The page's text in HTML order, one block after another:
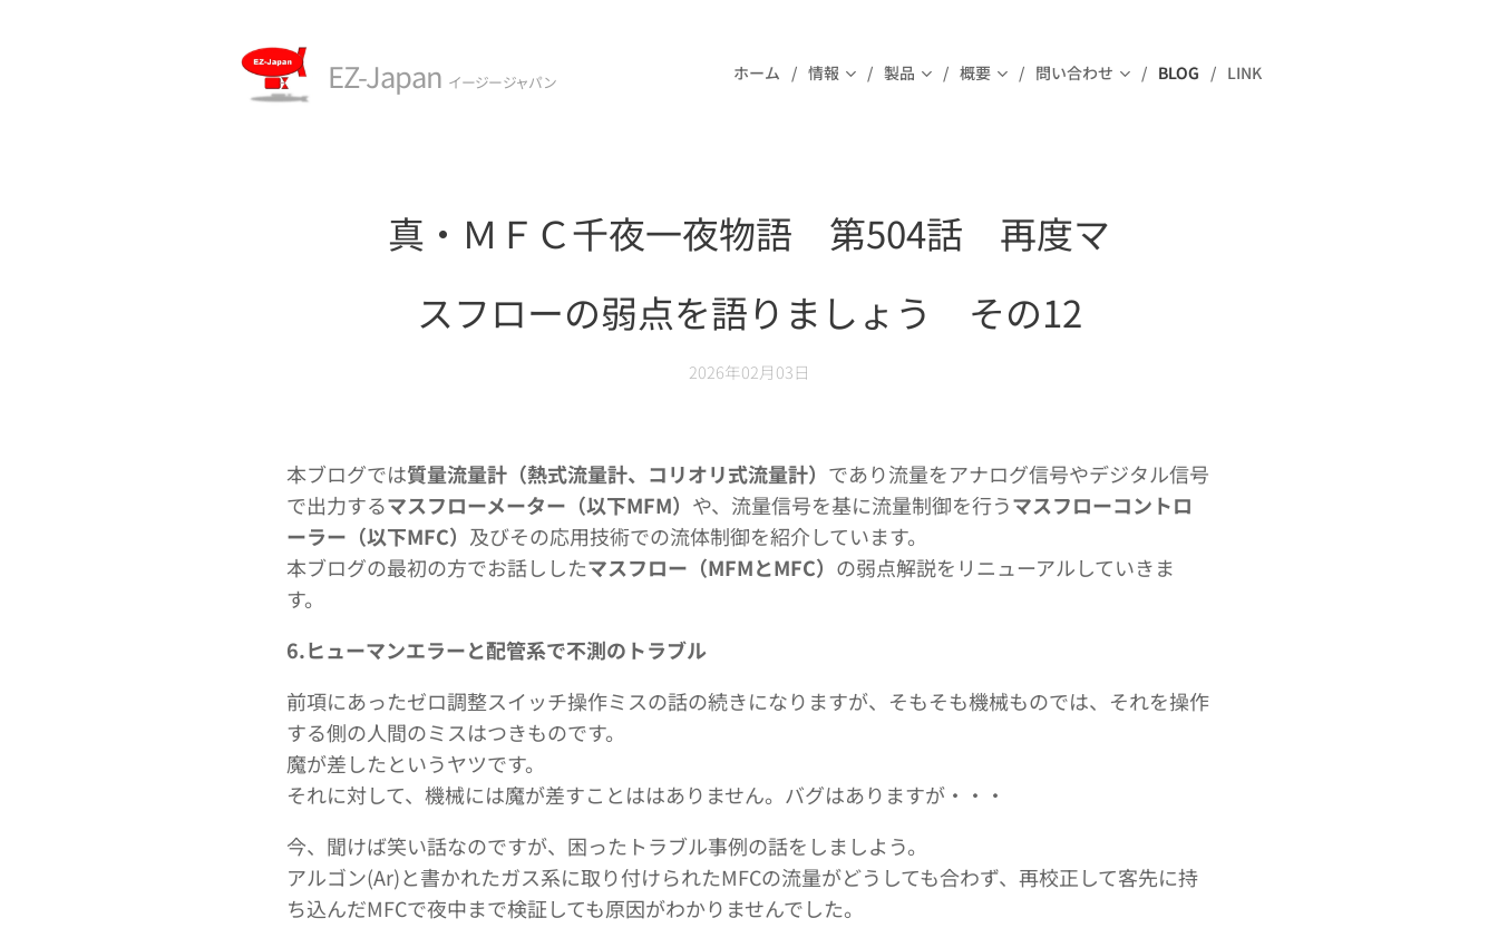
EZ-Japan イージージャパン ホーム 情報 製品 概要 問い合わせ BLOG LINK
真・ＭＦＣ千夜一夜物語 第504話 再度マ
スフローの弱点を語りましょう その12
2026年02月03日
本ブログでは質量流量計（熱式流量計、コリオリ式流量計） であり流量をアナログ信号やデジタル信号
で出力するマスフローメーター（以下MFM） や、流量信号を基に流量制御を行うマスフローコントロ
ーラー（以下MFC） 及びその応用技術での流体制御を紹介しています。
本ブログの最初の方でお話ししたマスフロー（MFMとMFC） の弱点解説をリニューアルしていきま
す。
6.ヒューマンエラーと配管系で不測のトラブル
前項にあったゼロ調整スイッチ操作ミスの話の続きになりますが、そもそも機械ものでは、それを操作
する側の人間のミスはつきものです。
魔が差したというヤツです。
それに対して、機械には魔が差すことははありません。バグはありますが・・・
今、聞けば笑い話なのですが、困ったトラブル事例の話をしましよう。
アルゴン(Ar)と書かれたガス系に取り付けられたMFCの流量がどうしても合わず、再校正して客先に持
ち込んだMFCで夜中まで検証しても原因がわかりませんでした。